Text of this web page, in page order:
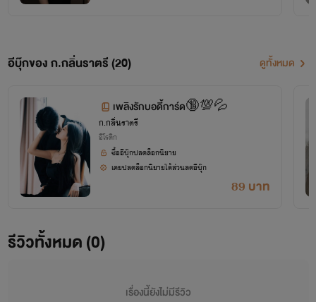
อีบุ๊กของ ก.กลิ่นราตรี (20) ดูทั้งหมด
เพลิงรักบอดี้การ์ด🔞💯💦
ก.กลิ่นราตรี
อีโรติก
89 บาท
ซื้ออีบุ๊กปลดล็อกนิยาย
เคยปลดล็อกนิยายได้ส่วนลดอีบุ๊ก
รีวิวทั้งหมด (0)
เรื่องนี้ยังไม่มีรีวิว